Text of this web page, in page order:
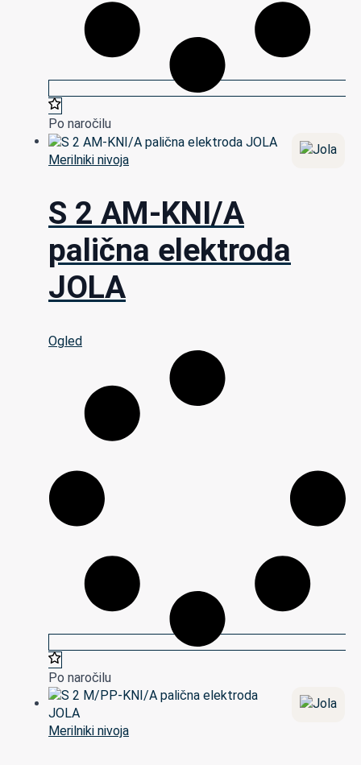
Po naročilu
Merilniki nivoja
S 2 AM-KNI/A
palična elektroda
JOLA
Ogled
Po naročilu
Merilniki nivoja